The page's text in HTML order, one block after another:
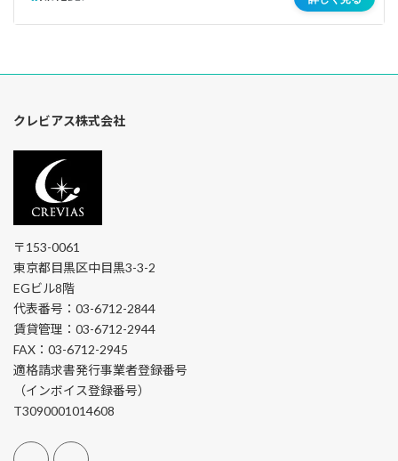
クレビアス株式会社
〒153-0061
東京都目黒区中目黒3-3-2
EGビル8階
代表番号：03-6712-2844
賃貸管理：03-6712-2944
FAX：03-6712-2945
適格請求書発行事業者登録番号
（インボイス登録番号）
T3090001014608